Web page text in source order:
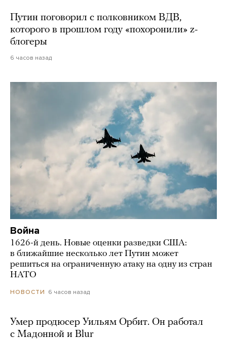
Путин поговорил с полковником ВДВ,
которого в прошлом году «похоронили» z-
блогеры
6 часов назад
Война
1626-й день. Новые оценки разведки США:
в ближайшие несколько лет Путин может
решиться на ограниченную атаку на одну из стран
НАТО
НОВОСТИ 6 часов назад
Умер продюсер Уильям Орбит. Он работал
с Мадонной и Blur